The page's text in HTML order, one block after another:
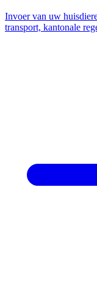
Invoer van uw
transport, kantonale